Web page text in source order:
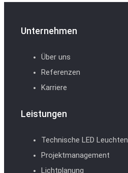
Unternehmen
Über uns
Referenzen
Karriere
Leistungen
Technische LED Leuchten
Projektmanagement
Lichtplanung